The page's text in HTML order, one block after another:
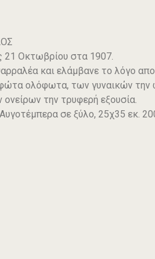
21 Οκτωβρίου στα 1907.
και ελάμβανε το λόγο
φώτα ολόφωτα, των γυναικών
την τρυφερή εξουσία.
σε ξύλο, 25χ35 εκ.